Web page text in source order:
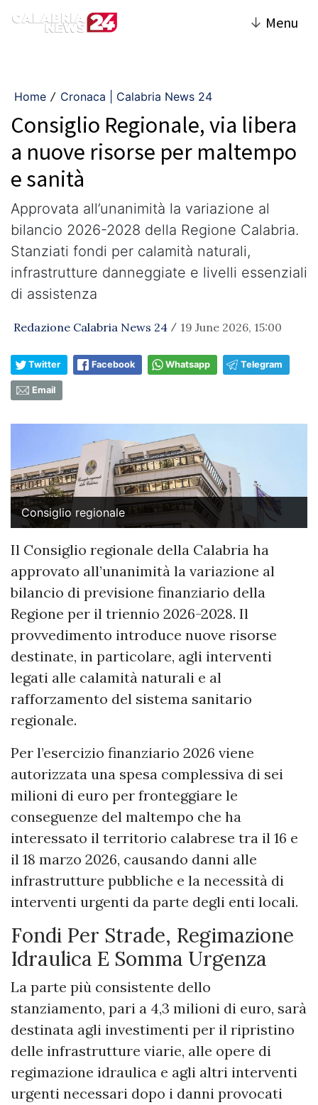
↓ Menu
Home / Cronaca | Calabria News 24
Consiglio Regionale, via libera
a nuove risorse per maltempo
e sanità
Approvata all’unanimità la variazione al
bilancio 2026-2028 della Regione Calabria.
Stanziati fondi per calamità naturali,
infrastrutture danneggiate e livelli essenziali
di assistenza
Redazione Calabria News 24 / 19 June 2026, 15:00
Twitter Facebook Whatsapp Telegram
Email
Consiglio regionale
Il Consiglio regionale della Calabria ha
approvato all’unanimità la variazione al
bilancio di previsione finanziario della
Regione per il triennio 2026-2028. Il
provvedimento introduce nuove risorse
destinate, in particolare, agli interventi
legati alle calamità naturali e al
rafforzamento del sistema sanitario
regionale.
Per l’esercizio finanziario 2026 viene
autorizzata una spesa complessiva di sei
milioni di euro per fronteggiare le
conseguenze del maltempo che ha
interessato il territorio calabrese tra il 16 e
il 18 marzo 2026, causando danni alle
infrastrutture pubbliche e la necessità di
interventi urgenti da parte degli enti locali.
Fondi Per Strade, Regimazione
Idraulica E Somma Urgenza
La parte più consistente dello
stanziamento, pari a 4,3 milioni di euro, sarà
destinata agli investimenti per il ripristino
delle infrastrutture viarie, alle opere di
regimazione idraulica e agli altri interventi
urgenti necessari dopo i danni provocati